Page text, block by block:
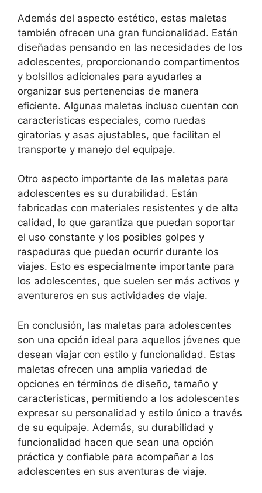
Además del aspecto estético, estas maletas
también ofrecen una gran funcionalidad. Están
diseñadas pensando en las necesidades de los
adolescentes, proporcionando compartimentos
y bolsillos adicionales para ayudarles a
organizar sus pertenencias de manera
eficiente. Algunas maletas incluso cuentan con
características especiales, como ruedas
giratorias y asas ajustables, que facilitan el
transporte y manejo del equipaje.
Otro aspecto importante de las maletas para
adolescentes es su durabilidad. Están
fabricadas con materiales resistentes y de alta
calidad, lo que garantiza que puedan soportar
el uso constante y los posibles golpes y
raspaduras que puedan ocurrir durante los
viajes. Esto es especialmente importante para
los adolescentes, que suelen ser más activos y
aventureros en sus actividades de viaje.
En conclusión, las maletas para adolescentes
son una opción ideal para aquellos jóvenes que
desean viajar con estilo y funcionalidad. Estas
maletas ofrecen una amplia variedad de
opciones en términos de diseño, tamaño y
características, permitiendo a los adolescentes
expresar su personalidad y estilo único a través
de su equipaje. Además, su durabilidad y
funcionalidad hacen que sean una opción
práctica y confiable para acompañar a los
adolescentes en sus aventuras de viaje.